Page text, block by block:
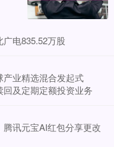
电835.52万股
业精选混合发起式
回及定期定额投资业务
讯元宝AI红包分享更改